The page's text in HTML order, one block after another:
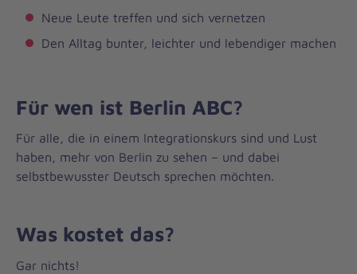
Neue Leute treffen und sich vernetzen
Den Alltag bunter, leichter und lebendiger machen
Für wen ist Berlin ABC?
Für alle, die in einem Integrationskurs sind und Lust
haben, mehr von Berlin zu sehen – und dabei
selbstbewusster Deutsch sprechen möchten.
Was kostet das?
Gar nichts!